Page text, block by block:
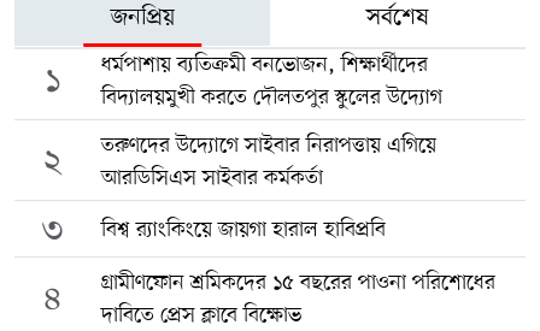
জনপ্রিয় সর্বশেষ
১
ধর্মপাশায় ব্যতিক্রমী বনভোজন, শিক্ষার্থীদের
বিদ্যালয়মুখী করতে দৌলতপুর স্কুলের উদ্যোগ
২
তরুণদের উদ্যোগে সাইবার নিরাপত্তায় এগিয়ে
আরডিসিএস সাইবার কর্মকর্তা
৩ বিশ্ব র‍্যাংকিংয়ে জায়গা হারাল হাবিপ্রবি
৪
গ্রামীণফোন শ্রমিকদের ১৫ বছরের পাওনা পরিশোধের
দাবিতে প্রেস ক্লাবে বিক্ষোভ